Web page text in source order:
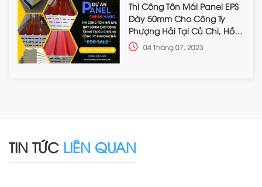
Thi Công Tôn Mái Panel EPS
Dày 50mm Cho Công Ty
Phượng Hải Tại Củ Chi, Hồ
Chí Minh
04 Tháng 07, 2023
TIN TỨC LIÊN QUAN